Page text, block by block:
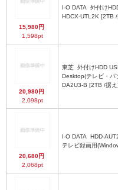
15,980円
1,598pt
I-O DATA
HDCX-UTL2K [2TB
20,980円
2,098pt
東芝
Desktop(テレビ・パ
DA2U3-B [2TB /据え
20,680円
2,068pt
I-O DATA
テレビ録画用